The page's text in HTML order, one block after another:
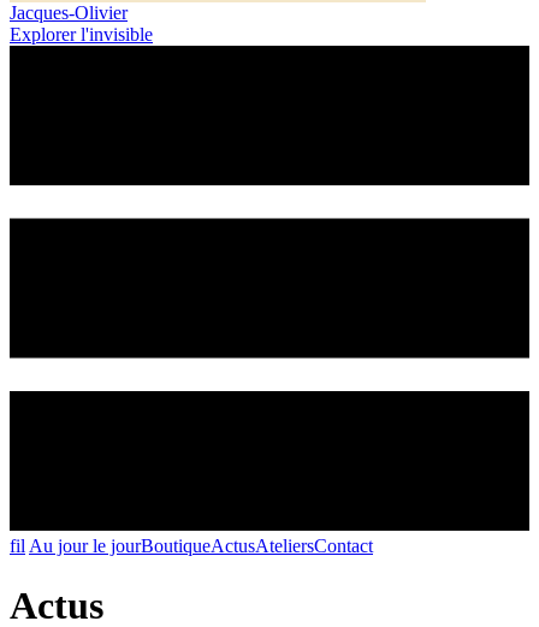
Jacques-Olivier
Explorer l'invisible
fil Au jour le jourBoutiqueActusAteliersContact
Actus